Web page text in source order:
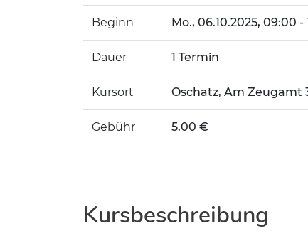
Beginn Mo., 06.10.2025, 09:00 -
Dauer 1 Termin
Kursort Oschatz, Am Zeugamt
Gebühr 5,00 €
Kursbeschreibung